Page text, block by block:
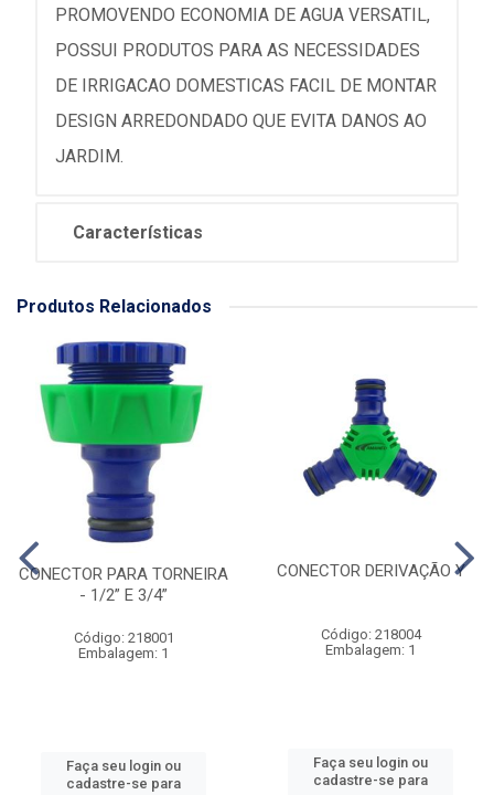
PROMOVENDO ECONOMIA DE AGUA VERSATIL,
POSSUI PRODUTOS PARA AS NECESSIDADES
DE IRRIGACAO DOMESTICAS FACIL DE MONTAR
DESIGN ARREDONDADO QUE EVITA DANOS AO
JARDIM.
Características
Produtos Relacionados
CONECTOR PARA TORNEIRA
- 1/2” E 3/4”
Código: 218001
Embalagem: 1
Faça seu login ou
cadastre-se para
CONECTOR DERIVAÇÃO Y
Código: 218004
Embalagem: 1
Faça seu login ou
cadastre-se para